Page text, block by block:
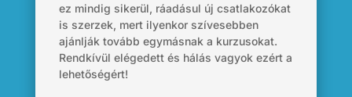
ez mindig sikerül, ráadásul új csatlakozókat
is szerzek, mert ilyenkor szívesebben
ajánlják tovább egymásnak a kurzusokat.
Rendkívül elégedett és hálás vagyok ezért a
lehetőségért!